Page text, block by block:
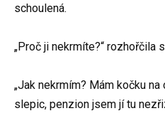
schoulená.
„Proč ji nekrmíte?“ rozhořčila
„Jak nekrmím? Mám kočku
slepic, penzion jsem jí tu